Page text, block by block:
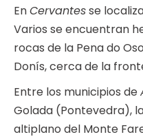
EnCervantesse
Varios se encuentran
rocas de la Pena do
Donís, cerca de la
Entre los municipios de
Golada (Pontevedra),
altiplano del Monte